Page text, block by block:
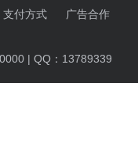
支付方式
广告合作
| QQ：13789339